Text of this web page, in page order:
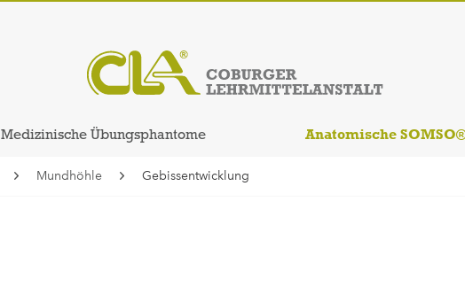
Medizinische Übungsphantome Anatomische
Mundhöhle Gebissentwicklung